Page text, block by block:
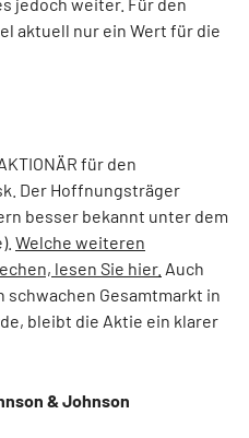
aktuell nur ein Wert für die
für den
Der Hoffnungsträger
besser bekannt unter dem
Welche weiteren
lesen Sie hier. Auch
schwachen Gesamtmarkt in
bleibt die Aktie ein klarer
& Johnson